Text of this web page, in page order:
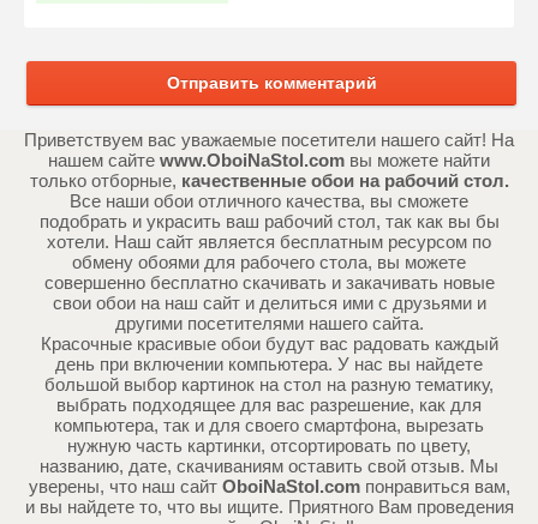
Отправить комментарий
Приветствуем вас уважаемые посетители нашего сайт! На
нашем сайте www.OboiNaStol.com вы можете найти
только отборные, качественные обои на рабочий стол.
Все наши обои отличного качества, вы сможете
подобрать и украсить ваш рабочий стол, так как вы бы
хотели. Наш сайт является бесплатным ресурсом по
обмену обоями для рабочего стола, вы можете
совершенно бесплатно скачивать и закачивать новые
свои обои на наш сайт и делиться ими с друзьями и
другими посетителями нашего сайта.
Красочные красивые обои будут вас радовать каждый
день при включении компьютера. У нас вы найдете
большой выбор картинок на стол на разную тематику,
выбрать подходящее для вас разрешение, как для
компьютера, так и для своего смартфона, вырезать
нужную часть картинки, отсортировать по цвету,
названию, дате, скачиваниям оставить свой отзыв. Мы
уверены, что наш сайт OboiNaStol.comпонравиться вам,
и вы найдете то, что вы ищите. Приятного Вам проведения